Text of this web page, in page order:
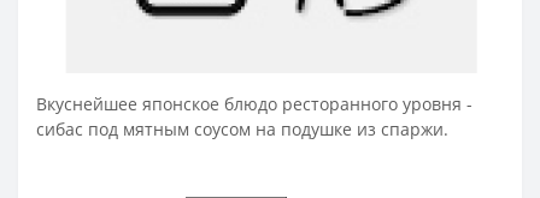
Вкуснейшее японское блюдо ресторанного уровня -
сибас под мятным соусом на подушке из спаржи.